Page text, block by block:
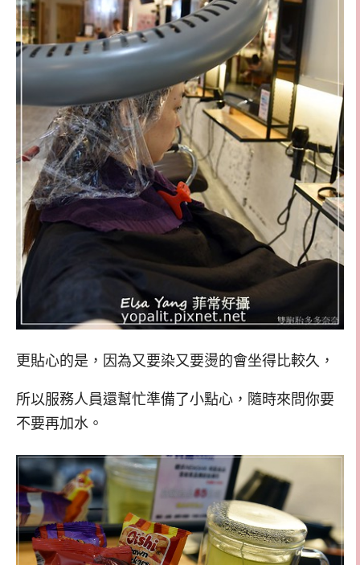
更貼心的是，因為又要染又要燙的會坐得比較久，
所以服務人員還幫忙準備了小點心，隨時來問你要
不要再加水。